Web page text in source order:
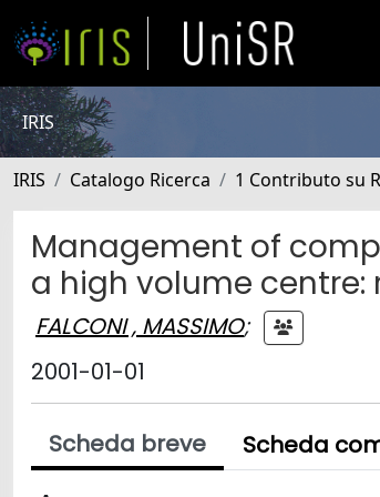
IRIS
IRIS Catalogo Ricerca 1 Contributo su
Management of
a high volume centre:
FALCONI , MASSIMO;
2001-01-01
Scheda breve Scheda